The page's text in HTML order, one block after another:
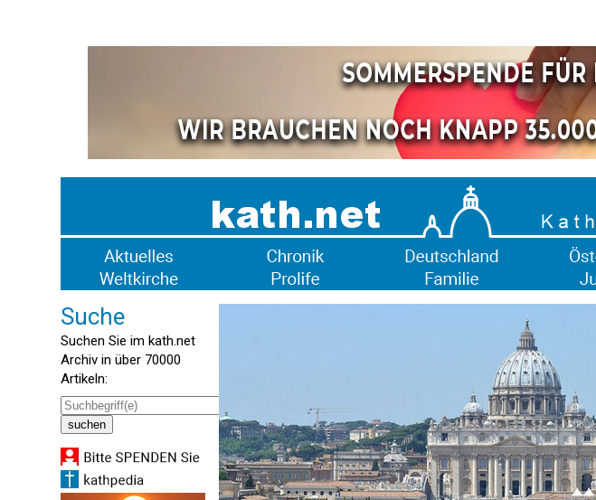
Suche
Suchen Sie im kath.net
Archiv in über 70000
Artikeln: